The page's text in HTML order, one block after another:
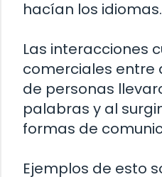
hacían los idiomas.
Las interacciones
comerciales entre
de personas
palabras y al
formas de
Ejemplos de esto